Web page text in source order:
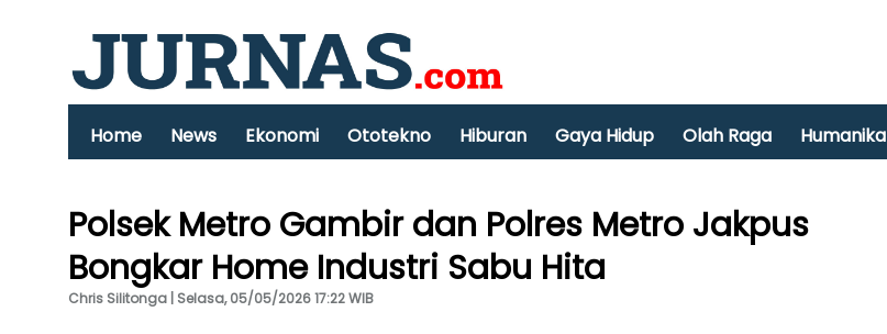
Home News Ekonomi Ototekno Hiburan Gaya Hidup Olah Raga Humanika
Polsek Metro Gambir dan Polres Metro Jakpus
Bongkar Home Industri Sabu Hita
Chris Silitonga | Selasa, 05/05/2026 17:22 WIB